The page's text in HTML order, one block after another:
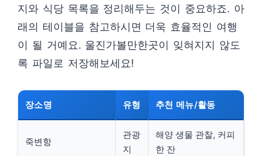
지와 식당 목록을 정리해두는 것이 중요하죠. 아
래의 테이블을 참고하시면 더욱 효율적인 여행
이 될 거예요. 울진가볼만한곳이 잊혀지지 않도
록 파일로 저장해보세요!
장소명 유형 추천 메뉴/활동
죽변항
관광
지
해양 생물 관찰, 커피
한 잔